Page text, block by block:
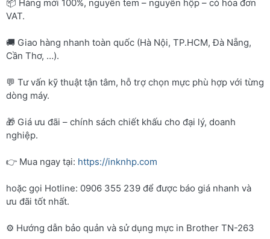
📦 Hàng mới 100%, nguyên tem – nguyên hộp – có hóa đơn
VAT.
🚚 Giao hàng nhanh toàn quốc (Hà Nội, TP.HCM, Đà Nẵng,
Cần Thơ, …).
💬 Tư vấn kỹ thuật tận tâm, hỗ trợ chọn mực phù hợp với từng
dòng máy.
🎁 Giá ưu đãi – chính sách chiết khấu cho đại lý, doanh
nghiệp.
👉 Mua ngay tại: https://inknhp.com
hoặc gọi Hotline: 0906 355 239 để được báo giá nhanh và
ưu đãi tốt nhất.
⚙️ Hướng dẫn bảo quản và sử dụng mực in Brother TN-263